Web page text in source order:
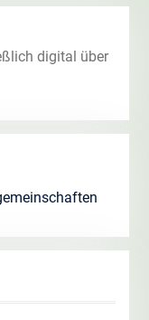
digital über